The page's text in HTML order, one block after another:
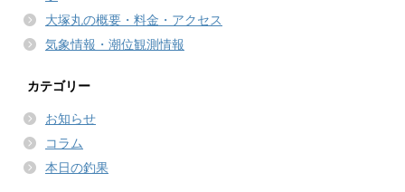
大塚丸の概要・料金・アクセス
気象情報・潮位観測情報
カテゴリー
お知らせ
コラム
本日の釣果